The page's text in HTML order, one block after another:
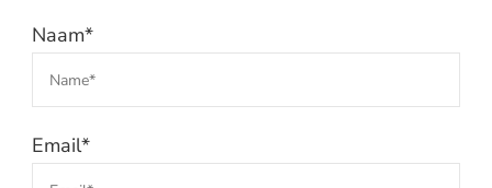
Naam*
Email*